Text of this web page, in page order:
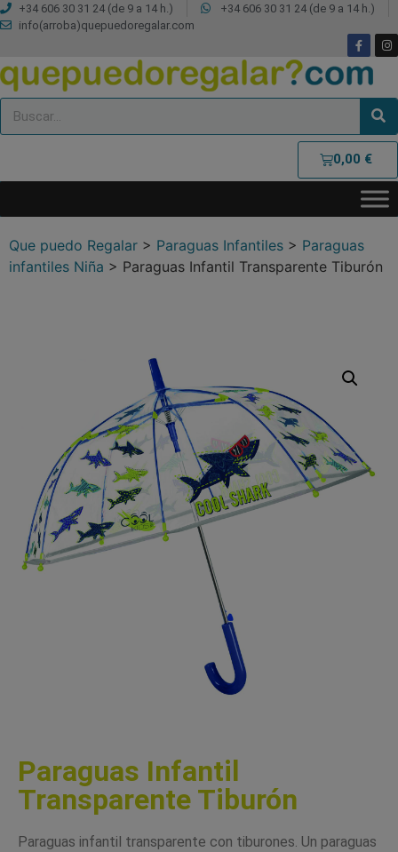
+34 606 30 31 24 (de 9 a 14 h.)
+34 606 30 31 24 (de 9 a 14 h.)
info(arroba)quepuedoregalar.com
0,00 €
Que puedo Regalar > Paraguas Infantiles > Paraguas
infantiles Niña > Paraguas Infantil Transparente Tiburón
Paraguas Infantil
Transparente Tiburón
Paraguas infantil transparente con tiburones. Un paraguas